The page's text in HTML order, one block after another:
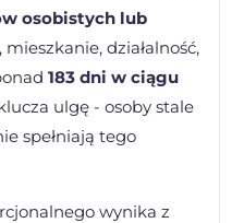
osobistych lub
mieszkanie, działalność,
183 dni w ciągu
ulgę - osoby stale
spełniają tego
wynika z